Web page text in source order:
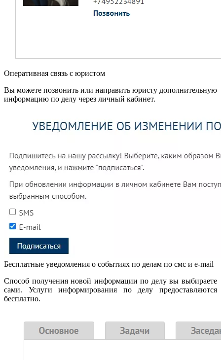
Оперативная связь с юристом
Вы можете позвонить или направить юристу дополнительную
информацию по делу через личный кабинет.
Бесплатные уведомления о событиях по делам по смс и e-mail
Способ получения новой информации по делу вы выбираете
сами. Услуги информирования по делу предоставляются
бесплатно.